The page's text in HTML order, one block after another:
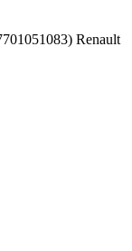
Renault